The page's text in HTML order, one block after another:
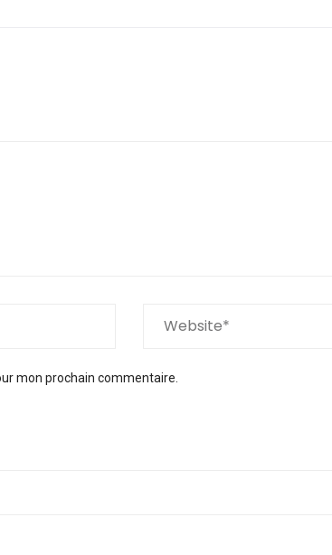
mon prochain commentaire.